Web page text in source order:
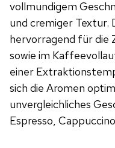
vollmundigem
und cremiger Textur.
hervorragend für die
sowie im
einer
sich die Aromen
unvergleichliches
Espresso,